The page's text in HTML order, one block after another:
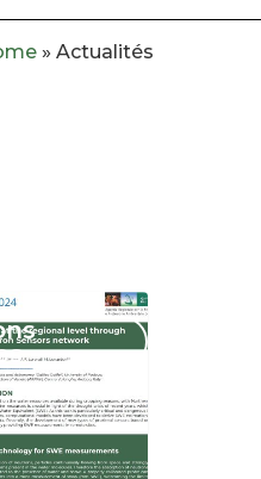
» Actualités